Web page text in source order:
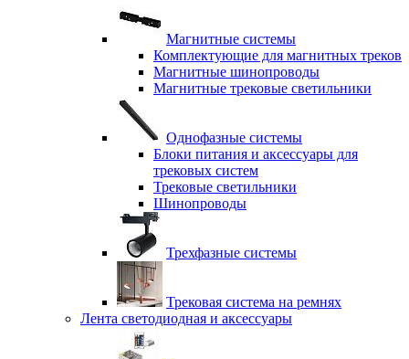
Магнитные системы
Комплектующие для магнитных треков
Магнитные шинопроводы
Магнитные трековые светильники
Однофазные системы
Блоки питания и аксессуары для
трековых систем
Трековые светильники
Шинопроводы
Трехфазные системы
Трековая система на ремнях
Лента светодиодная и аксессуары